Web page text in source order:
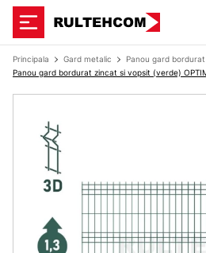
Principala Gard metalic
Panou gard
Panou gard bordurat zincat si vopsit (verde)